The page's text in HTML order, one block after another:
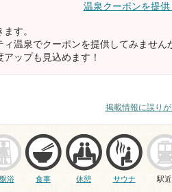
温泉クーポンを提供
す。
温泉でクーポンを提供してみません
ップも見込めます！
掲載情報に誤り
浴 食事 休憩 サウナ 駅近